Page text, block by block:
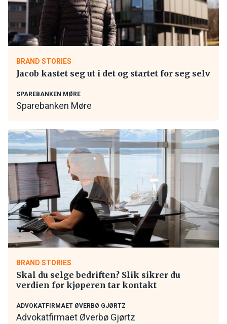
BRAND STORIES
Jacob kastet seg ut i det og startet for seg selv
SPAREBANKEN MØRE
Sparebanken Møre
BRAND STORIES
Skal du selge bedriften? Slik sikrer du
verdien før kjøperen tar kontakt
ADVOKATFIRMAET ØVERBØ GJØRTZ
Advokatfirmaet Øverbø Gjørtz